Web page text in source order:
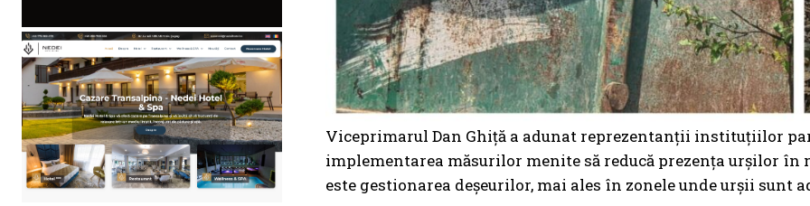
Viceprimarul Dan Ghiță a adunat reprezentanții instituțiilor
implementarea măsurilor menite să reducă prezența urșilor
este gestionarea deșeurilor, mai ales în zonele unde urșii sunt